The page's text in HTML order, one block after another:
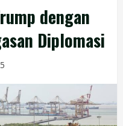
dengan
Diplomasi